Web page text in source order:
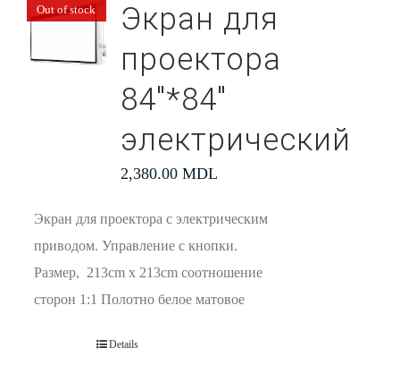
Out of stock
Экран для
проектора
84″*84″
электрический
2,380.00 MDL
Экран для проектора с электрическим
приводом. Управление с кнопки.
Размер, 213cm x 213cm соотношение
сторон 1:1 Полотно белое матовое
Details